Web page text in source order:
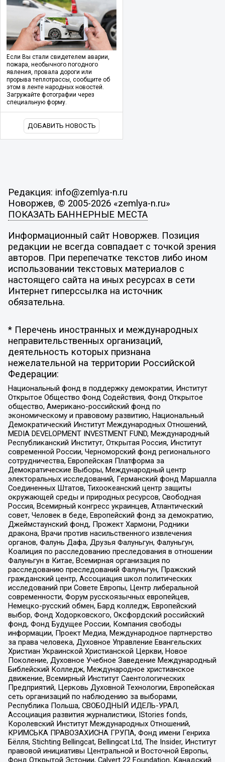
Если Вы стали свидетелем аварии,
пожара, необычного погодного
явления, провала дороги или
прорыва теплотрассы, сообщите об
этом в ленте народных новостей.
Загружайте фотографии через
специальную форму.
ДОБАВИТЬ НОВОСТЬ
Редакция: info@zemlya-n.ru
Новоржев, © 2005-2026 «zemlya-n.ru»
ПОКАЗАТЬ БАННЕРНЫЕ МЕСТА
Информационный сайт Новоржев. Позиция
редакции не всегда совпадает с точкой зрения
авторов. При перепечатке текстов либо ином
использовании текстовых материалов с
настоящего сайта на иных ресурсах в сети
Интернет гиперссылка на источник
обязательна.
* Перечень иностранных и международных
неправительственных организаций,
деятельность которых признана
нежелательной на территории Российской
Федерации:
Национальный фонд в поддержку демократии, Институт
Открытое Общество Фонд Содействия, Фонд Открытое
общество, Американо-российский фонд по
экономическому и правовому развитию, Национальный
Демократический Институт Международных Отношений,
MEDIA DEVELOPMENT INVESTMENT FUND, Международный
Республиканский Институт, Открытая Россия, Институт
современной России, Черноморский фонд регионального
сотрудничества, Европейская Платформа за
Демократические Выборы, Международный центр
электоральных исследований, Германский фонд Маршалла
Соединенных Штатов, Тихоокеанский центр защиты
окружающей среды и природных ресурсов, Свободная
Россия, Всемирный конгресс украинцев, Атлантический
совет, Человек в беде, Европейский фонд за демократию,
Джеймстаунский фонд, Прожект Хармони, Родники
дракона, Врачи против насильственного извлечения
органов, Фалунь Дафа, Друзья Фалуньгун, Фалуньгун,
Коалиция по расследованию преследования в отношении
Фалуньгун в Китае, Всемирная организация по
расследованию преследований Фалуньгун, Пражский
гражданский центр, Ассоциация школ политических
исследований при Совете Европы, Центр либеральной
современности, Форум русскоязычных европейцев,
Немецко-русский обмен, Бард колледж, Европейский
выбор, Фонд Ходорковского, Оксфордский российский
фонд, Фонд Будущее России, Компания свободы
информации, Проект Медиа, Международное партнерство
за права человека, Духовное Управление Евангельских
Христиан Украинской Христианской Церкви, Новое
Поколение, Духовное Учебное Заведение Международный
Библейский Колледж, Международное христианское
движение, Всемирный Институт Саентологических
Предприятий, Церковь Духовной Технологии, Европейская
сеть организаций по наблюдению за выборами,
Республика Польша, СВОБОДНЫЙ ИДЕЛЬ-УРАЛ,
Ассоциация развития журналистики, IStories fonds,
Королевский Институт Международных Отношений,
КРИМСЬКА ПРАВОЗАХИСНА ГРУПА, Фонд имени Генриха
Бёлля, Stichting Bellingcat, Bellingcat Ltd, The Insider, Институт
правовой инициативы Центральной и Восточной Европы,
Фонд Открытой Эстонии, Calvert 22 Foundation, Канадский